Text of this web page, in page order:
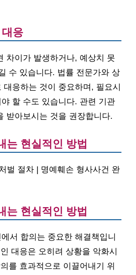
응
차이가 발생하거나, 예상치 못
수 있습니다. 법률 전문가와 상
대응하는 것이 중요하며, 필요시
할 수도 있습니다. 관련 기관
받아보시는 것을 권장합니다.
는 현실적인 방법
벌 절차 | 명예훼손 형사사건 완
는 현실적인 방법
서 합의는 중요한 해결책입니
대응은 오히려 상황을 악화시
를 효과적으로 이끌어내기 위